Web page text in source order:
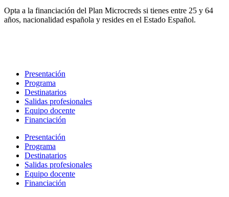
Opta a la financiación del Plan Microcreds si tienes entre 25 y 64
años, nacionalidad española y resides en el Estado Español.
Presentación
Programa
Destinatarios
Salidas profesionales
Equipo docente
Financiación
Presentación
Programa
Destinatarios
Salidas profesionales
Equipo docente
Financiación